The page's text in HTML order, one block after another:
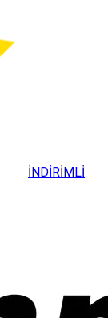
İNDİRİMLİ